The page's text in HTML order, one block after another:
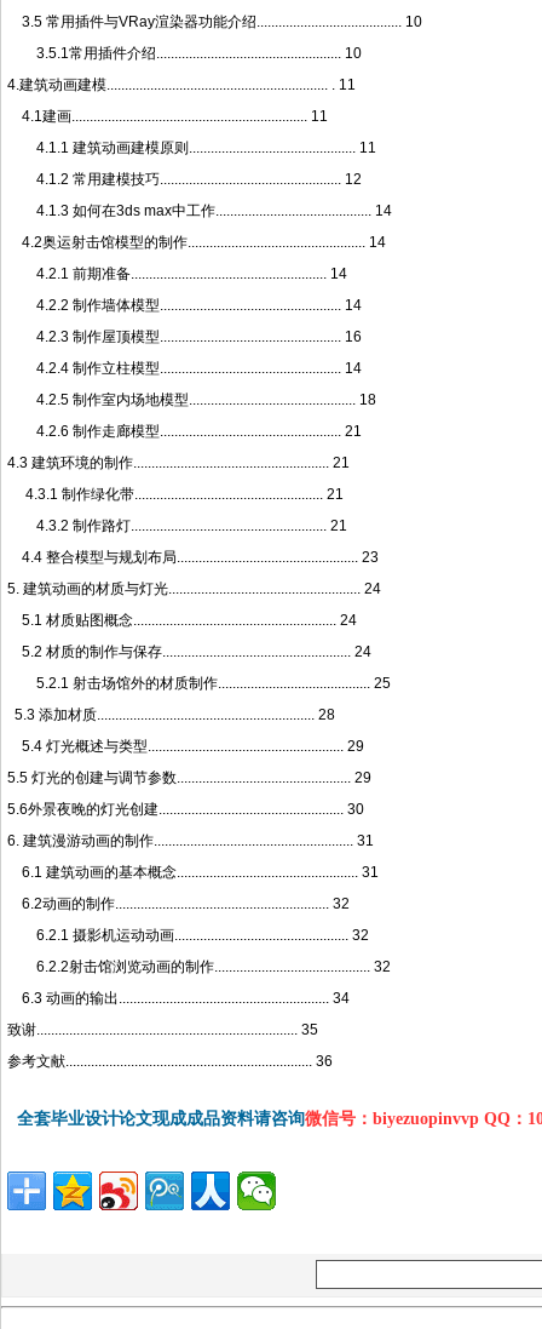
3.5 常用插件与VRay渲染器功能介绍........................................ 10
3.5.1常用插件介绍................................................... 10
4.建筑动画建模............................................................. . 11
4.1建画................................................................. 11
4.1.1 建筑动画建模原则.............................................. 11
4.1.2 常用建模技巧.................................................. 12
4.1.3 如何在3ds max中工作........................................... 14
4.2奥运射击馆模型的制作................................................. 14
4.2.1 前期准备...................................................... 14
4.2.2 制作墙体模型.................................................. 14
4.2.3 制作屋顶模型.................................................. 16
4.2.4 制作立柱模型.................................................. 14
4.2.5 制作室内场地模型.............................................. 18
4.2.6 制作走廊模型.................................................. 21
4.3 建筑环境的制作...................................................... 21
4.3.1 制作绿化带.................................................... 21
4.3.2 制作路灯...................................................... 21
4.4 整合模型与规划布局.................................................. 23
5. 建筑动画的材质与灯光..................................................... 24
5.1 材质贴图概念........................................................ 24
5.2 材质的制作与保存.................................................... 24
5.2.1 射击场馆外的材质制作.......................................... 25
5.3 添加材质............................................................ 28
5.4 灯光概述与类型...................................................... 29
5.5 灯光的创建与调节参数................................................ 29
5.6外景夜晚的灯光创建................................................... 30
6. 建筑漫游动画的制作....................................................... 31
6.1 建筑动画的基本概念.................................................. 31
6.2动画的制作........................................................... 32
6.2.1 摄影机运动动画................................................ 32
6.2.2射击馆浏览动画的制作........................................... 32
6.3 动画的输出.......................................................... 34
致谢........................................................................ 35
参考文献.................................................................... 36
全套毕业设计论文现成成品资料请咨询微信号：biyezuopinvvp QQ